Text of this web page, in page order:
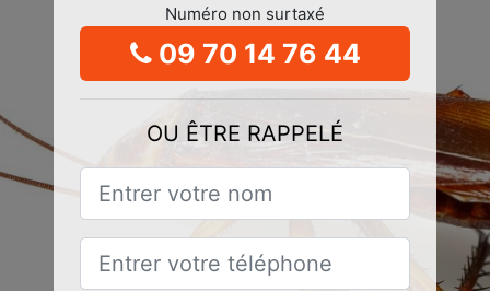
Numéro non surtaxé
09 70 14 76 44
OU ÊTRE RAPPELÉ